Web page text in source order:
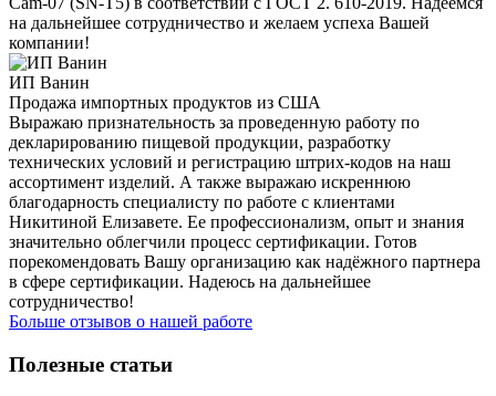
на дальнейшее сотрудничество и желаем успеха Вашей
компании!
ИП Ванин
Продажа импортных продуктов из США
Выражаю признательность за проведенную работу по
декларированию пищевой продукции, разработку
технических условий и регистрацию штрих-кодов на наш
ассортимент изделий. А также выражаю искреннюю
благодарность специалисту по работе с клиентами
Никитиной Елизавете. Ее профессионализм, опыт и знания
значительно облегчили процесс сертификации. Готов
порекомендовать Вашу организацию как надёжного партнера
в сфере сертификации. Надеюсь на дальнейшее
сотрудничество!
Больше отзывов о нашей работе
Полезные статьи